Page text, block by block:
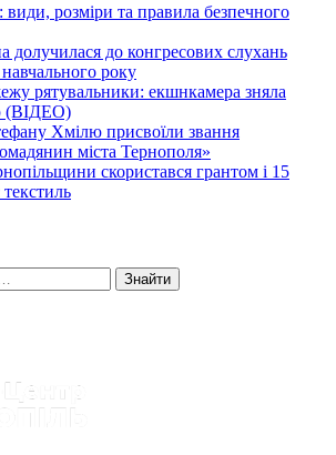
види, розміри та правила безпечного
долучилася до конгресових слухань
року
рятувальники: екшнкамера зняла
(ВІДЕО)
Хмілю присвоїли звання
міста Тернополя»
скористався грантом і 15
Знайти